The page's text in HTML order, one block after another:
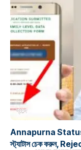
প্রকল্প
Annapurna Status
স্ট্যাটাস চেক করুন,